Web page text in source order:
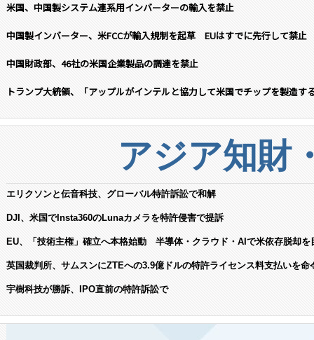
米国、中国製システム連系用インバーターの輸入を禁止
中国製インバーター、米FCCが輸入規制を起草 EUはすでに先行して禁止
中国財政部、46社の米国企業製品の調達を禁止
トランプ大統領、「アップルがインテルと協力して米国でチップを製造す
アジア知財
エリクソンと伝音科技、グローバル特許訴訟で和解
DJI、米国でInsta360のLunaカメラを特許侵害で提訴
EU、「技術主権」確立へ本格始動 半導体・クラウド・AIで米依存脱却を
英国裁判所、サムスンにZTEへの3.9億ドルの特許ライセンス料支払いを命
宇樹科技が勝訴、IPO直前の特許訴訟で